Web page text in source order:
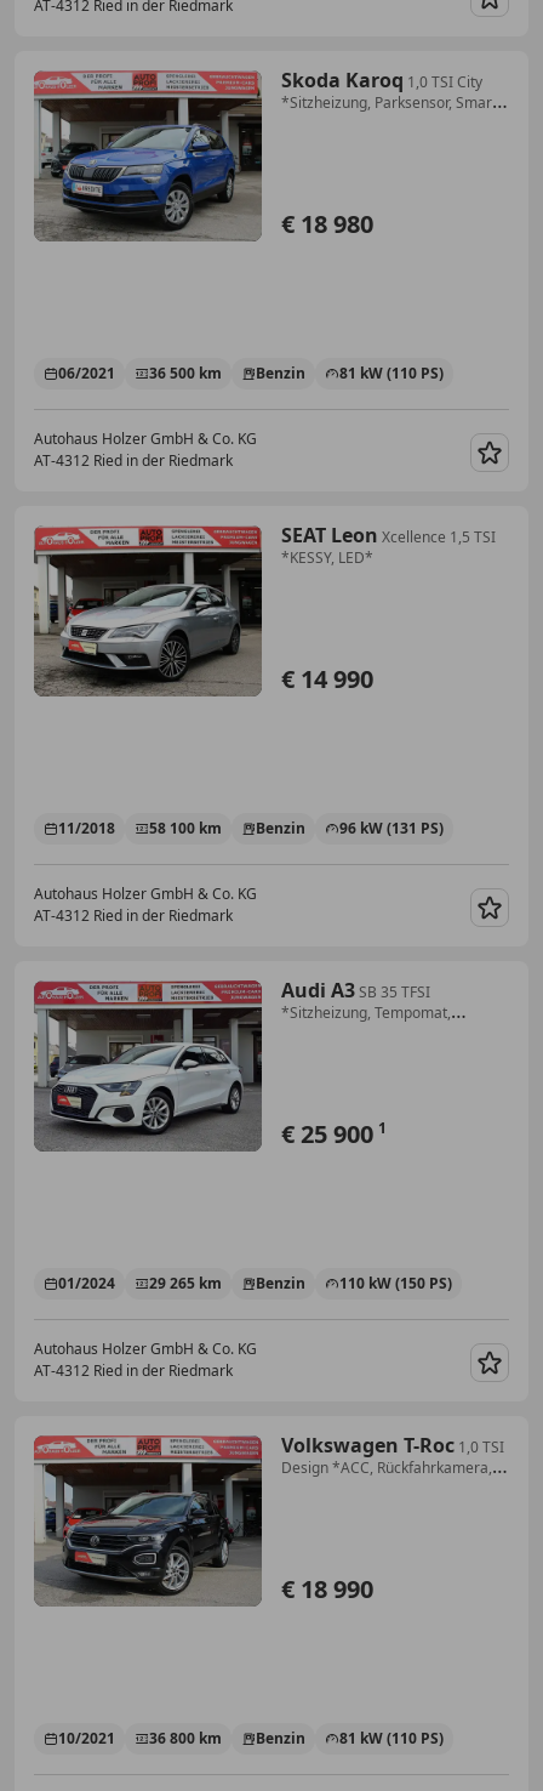
AT-4312 Ried in der Riedmark
Skoda Karoq 1,0 TSI City
*Sitzheizung, Parksensor, Smart
€ 18 980
06/2021 36 500 km Benzin 81 kW (110 PS)
Autohaus Holzer GmbH & Co. KG
AT-4312 Ried in der Riedmark
SEAT Leon Xcellence 1,5 TSI
*KESSY, LED*
€ 14 990
11/2018 58 100 km Benzin 96 kW (131 PS)
Autohaus Holzer GmbH & Co. KG
AT-4312 Ried in der Riedmark
Audi A3SB 35 TFSI
*Sitzheizung, Tempomat,
€ 25 900 1
01/2024 29 265 km Benzin 110 kW (150 PS)
Autohaus Holzer GmbH & Co. KG
AT-4312 Ried in der Riedmark
Volkswagen T-Roc 1,0 TSI
Design *ACC, Rückfahrkamera,
€ 18 990
10/2021 36 800 km Benzin 81 kW (110 PS)